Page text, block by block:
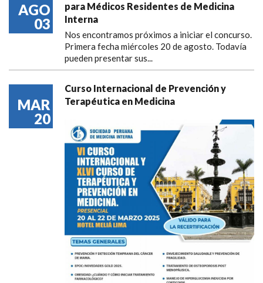
AGO
03
para Médicos Residentes de Medicina
Interna
Nos encontramos próximos a iniciar el concurso.
Primera fecha miércoles 20 de agosto. Todavía
pueden presentar sus...
MAR
20
Curso Internacional de Prevención y
Terapéutica en Medicina